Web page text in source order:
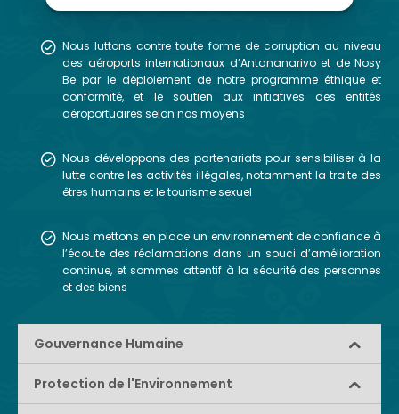
Nous luttons contre toute forme de corruption au niveau
des aéroports internationaux d’Antananarivo et de Nosy
Be par le déploiement de notre programme éthique et
conformité, et le soutien aux initiatives des entités
aéroportuaires selon nos moyens
Nous développons des partenariats pour sensibiliser à la
lutte contre les activités illégales, notamment la traite des
êtres humains et le tourisme sexuel
Nous mettons en place un environnement de confiance à
l’écoute des réclamations dans un souci d’amélioration
continue, et sommes attentif à la sécurité des personnes
et des biens
Gouvernance Humaine
Protection de l'Environnement